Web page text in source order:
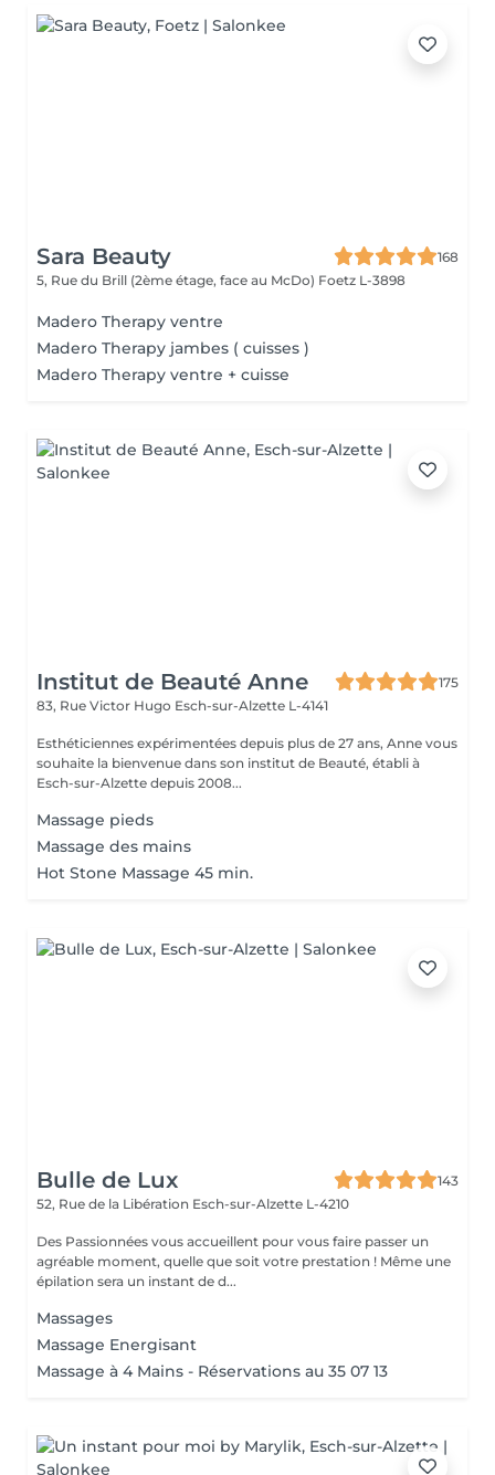
Sara Beauty
168
5, Rue du Brill (2ème étage, face au McDo) Foetz L-3898
Madero Therapy ventre
Madero Therapy jambes ( cuisses )
Madero Therapy ventre + cuisse
Institut de Beauté Anne
175
83, Rue Victor Hugo Esch-sur-Alzette L-4141
Esthéticiennes expérimentées depuis plus de 27 ans, Anne vous
souhaite la bienvenue dans son institut de Beauté, établi à
Esch-sur-Alzette depuis 2008...
Massage pieds
Massage des mains
Hot Stone Massage 45 min.
Bulle de Lux
143
52, Rue de la Libération Esch-sur-Alzette L-4210
Des Passionnées vous accueillent pour vous faire passer un
agréable moment, quelle que soit votre prestation ! Même une
épilation sera un instant de d...
Massages
Massage Energisant
Massage à 4 Mains - Réservations au 35 07 13